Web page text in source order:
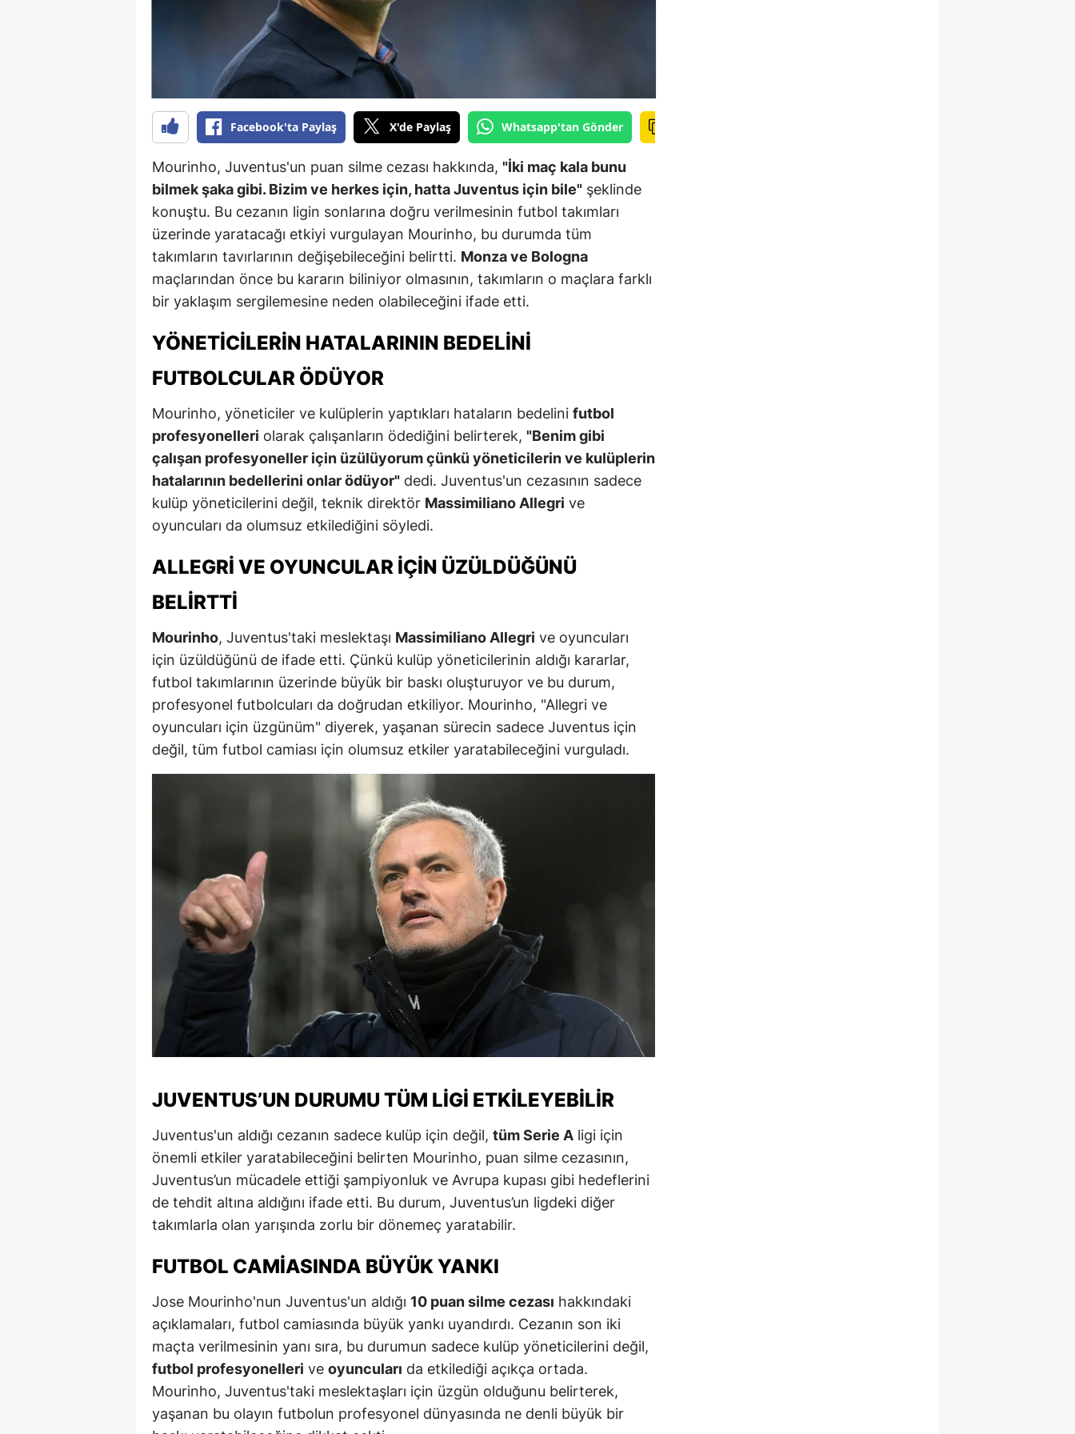
Bilecik
Bingöl
Bolu
Burdur
Bursa
Çanakkale
Çankırı
Çorum
Denizli
Diyarbakır
Edirne
Elazığ
Erzincan
Erzurum
Eskişehir
Giresun
Hakkari
Hatay
Isparta
Mersin
İstanbul
Kars
Kastamonu
Kayseri
Kırklareli
Kırşehir
Kocaeli
Konya
Malatya
Manisa
Kahramanmaraş
Mardin
Muğla
Muş
Nevşehir
Niğde
Ordu
Rize
Sakarya
Facebook'ta Paylaş X'de Paylaş Whatsapp'tan Gönder
Mourinho, Juventus'un puan silme cezası hakkında, "İki maç kala bunu
bilmek şaka gibi. Bizim ve herkes için, hatta Juventus için bile" şeklinde
konuştu. Bu cezanın ligin sonlarına doğru verilmesinin futbol takımları
üzerinde yaratacağı etkiyi vurgulayan Mourinho, bu durumda tüm
takımların tavırlarının değişebileceğini belirtti. Monza ve Bologna
maçlarından önce bu kararın biliniyor olmasının, takımların o maçlara farklı
bir yaklaşım sergilemesine neden olabileceğini ifade etti.
YÖNETICILERIN HATALARININ BEDELINI
FUTBOLCULAR ÖDÜYOR
Mourinho, yöneticiler ve kulüplerin yaptıkları hataların bedelini futbol
profesyonelleri olarak çalışanların ödediğini belirterek, "Benim gibi
çalışan profesyoneller için üzülüyorum çünkü yöneticilerin ve kulüplerin
hatalarının bedellerini onlar ödüyor" dedi. Juventus'un cezasının sadece
kulüp yöneticilerini değil, teknik direktör Massimiliano Allegri ve
oyuncuları da olumsuz etkilediğini söyledi.
ALLEGRI VE OYUNCULAR İÇIN ÜZÜLDÜĞÜNÜ
BELIRTTI
Mourinho, Juventus'taki meslektaşı Massimiliano Allegri ve oyuncuları
için üzüldüğünü de ifade etti. Çünkü kulüp yöneticilerinin aldığı kararlar,
futbol takımlarının üzerinde büyük bir baskı oluşturuyor ve bu durum,
profesyonel futbolcuları da doğrudan etkiliyor. Mourinho, "Allegri ve
oyuncuları için üzgünüm" diyerek, yaşanan sürecin sadece Juventus için
değil, tüm futbol camiası için olumsuz etkiler yaratabileceğini vurguladı.
JUVENTUS’UN DURUMU TÜM LIGI ETKILEYEBILIR
Juventus'un aldığı cezanın sadece kulüp için değil, tüm Serie A ligi için
önemli etkiler yaratabileceğini belirten Mourinho, puan silme cezasının,
Juventus’un mücadele ettiği şampiyonluk ve Avrupa kupası gibi hedeflerini
de tehdit altına aldığını ifade etti. Bu durum, Juventus’un ligdeki diğer
takımlarla olan yarışında zorlu bir dönemeç yaratabilir.
FUTBOL CAMIASINDA BÜYÜK YANKI
Jose Mourinho'nun Juventus'un aldığı 10 puan silme cezası hakkındaki
açıklamaları, futbol camiasında büyük yankı uyandırdı. Cezanın son iki
maçta verilmesinin yanı sıra, bu durumun sadece kulüp yöneticilerini değil,
futbol profesyonelleri ve oyuncuları da etkilediği açıkça ortada.
Mourinho, Juventus'taki meslektaşları için üzgün olduğunu belirterek,
yaşanan bu olayın futbolun profesyonel dünyasında ne denli büyük bir